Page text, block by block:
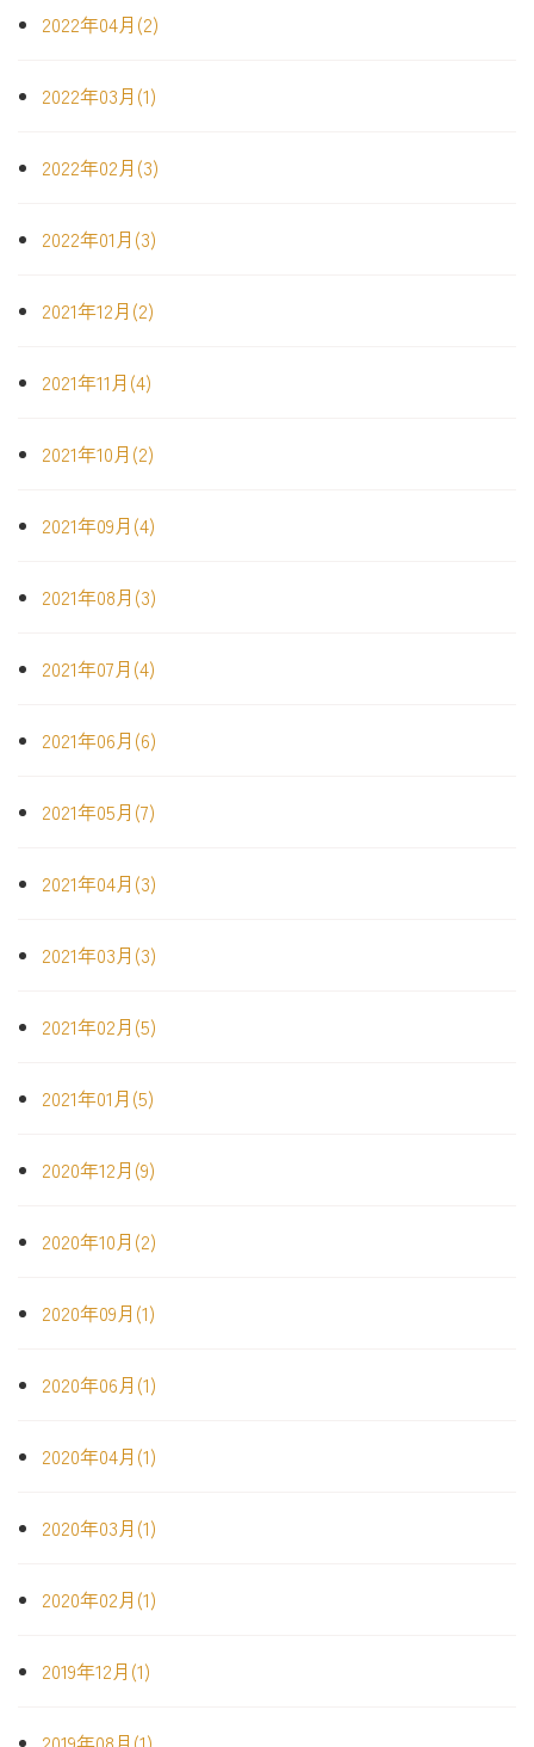
2022年04月(2)
2022年03月(1)
2022年02月(3)
2022年01月(3)
2021年12月(2)
2021年11月(4)
2021年10月(2)
2021年09月(4)
2021年08月(3)
2021年07月(4)
2021年06月(6)
2021年05月(7)
2021年04月(3)
2021年03月(3)
2021年02月(5)
2021年01月(5)
2020年12月(9)
2020年10月(2)
2020年09月(1)
2020年06月(1)
2020年04月(1)
2020年03月(1)
2020年02月(1)
2019年12月(1)